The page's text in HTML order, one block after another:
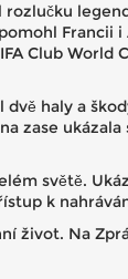
Club World
haly a
zase
světě.
k
život. Na